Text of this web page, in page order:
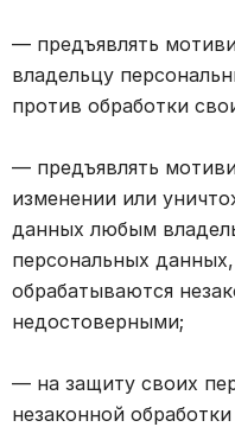
— предъявлять
владельцу
против обработки
— предъявлять
изменении или
данных любым
персональных
обрабатываются
недостоверными;
— на защиту своих
незаконной